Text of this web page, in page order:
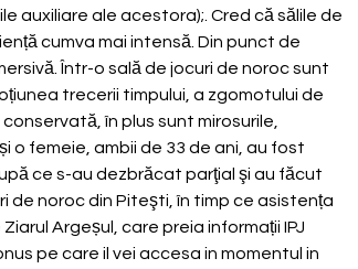
auxiliare ale acestora);. Cred că sălile de
cumva mai intensă. Din punct de
Într-o sală de jocuri de noroc sunt
trecerii timpului, a zgomotului de
în plus sunt mirosurile,
o femeie, ambii de 33 de ani, au fost
ce s-au dezbrăcat parţial şi au făcut
de noroc din Piteşti, în timp ce asistența
Argeșul, care preia informații IPJ
pe care il vei accesa in momentul in